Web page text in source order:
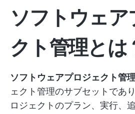
ソフトウェア
クト管理とは
ソフトウェアプロジェクト管理
ェクト管理のサブセットであ
ロジェクトのプラン、実行、